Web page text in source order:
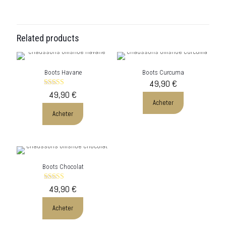
Related products
Boots Havane
Rated
5.00
49,90€
Acheter
Boots Curcuma
49,90 €
Acheter
Boots Chocolat
Rated
5.00
49,90€
Acheter